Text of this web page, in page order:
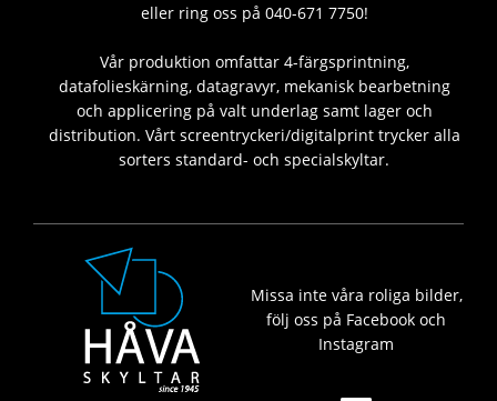
eller ring oss på 040-671 7750!
Vår produktion omfattar 4-färgsprintning,
datafolieskärning, datagravyr, mekanisk bearbetning
och applicering på valt underlag samt lager och
distribution. Vårt screentryckeri/digitalprint trycker alla
sorters standard- och specialskyltar.
Missa inte våra roliga bilder,
följ oss på Facebook och
Instagram